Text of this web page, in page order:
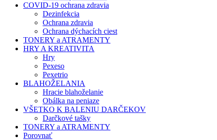
COVID-19 ochrana zdravia
Dezinfekcia
Ochrana zdravia
Ochrana dýchacích ciest
TONERY a ATRAMENTY
HRY A KREATIVITA
Hry
Pexeso
Pexetrio
BLAHOŽELANIA
Hracie blahoželanie
Obálka na peniaze
VŠETKO K BALENIU DARČEKOV
Darčkové tašky
TONERY a ATRAMENTY
Porovnať